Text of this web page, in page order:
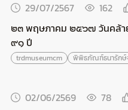
29/07/2567 162
๒๓ พฤษภาคม ๒๕๖๗ วันคล้า
๙๑ ปี
trdmuseumcm พิพิธภัณฑ์ธนารักษ์
02/06/2569 78